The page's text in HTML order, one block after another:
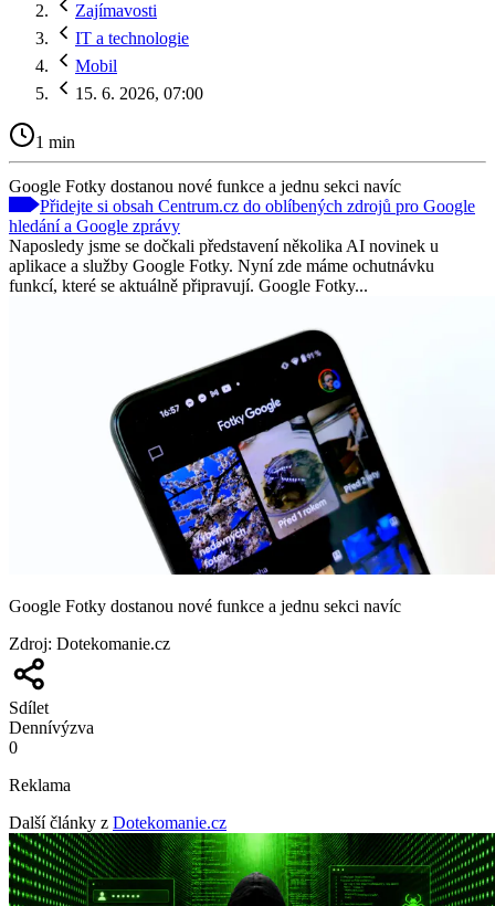
Zajímavosti
IT a technologie
Mobil
15. 6. 2026, 07:00
1 min
Google Fotky dostanou nové funkce a jednu sekci navíc
Přidejte si obsah Centrum.cz do oblíbených zdrojů pro Google
hledání a Google zprávy
Naposledy jsme se dočkali představení několika AI novinek u
aplikace a služby Google Fotky. Nyní zde máme ochutnávku
funkcí, které se aktuálně připravují. Google Fotky...
Google Fotky dostanou nové funkce a jednu sekci navíc
Zdroj: Dotekomanie.cz
Sdílet
Dennívýzva
0
Reklama
Další články z Dotekomanie.cz